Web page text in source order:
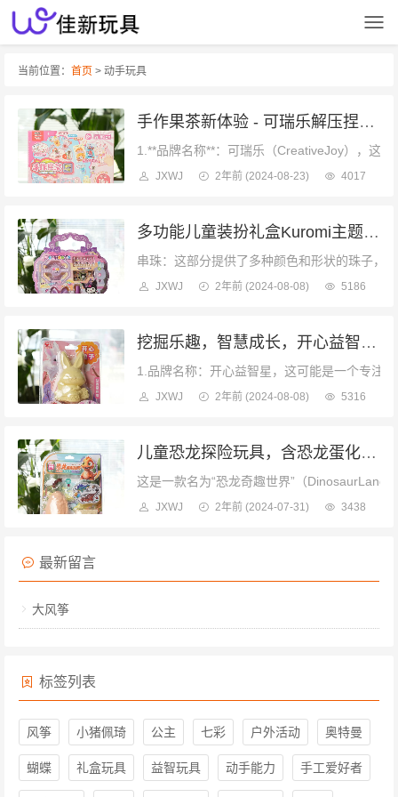
当前位置： 首页 > 动手玩具
手作果茶新体验 - 可瑞乐解压捏捏乐手工文创套装，16款果茶制作
1.**品牌名称**：可瑞乐（CreativeJoy），这
JXWJ 2年前 (2024-08-23) 4017
多功能儿童装扮礼盒Kuromi主题DIY珠宝套装
串珠：这部分提供了多种颜色和形状的珠子，
JXWJ 2年前 (2024-08-08) 5186
挖掘乐趣，智慧成长，开心益智星探索套装，儿童益智玩具优选
1.品牌名称：开心益智星，这可能是一个专注
JXWJ 2年前 (2024-08-08) 5316
儿童恐龙探险玩具，含恐龙蛋化石模型激发孩子的好奇心
这是一款名为“恐龙奇趣世界”（DinosaurLand
JXWJ 2年前 (2024-07-31) 3438
最新留言
大风筝
标签列表
风筝 小猪佩琦 公主 七彩 户外活动 奥特曼
蝴蝶 礼盒玩具 益智玩具 动手能力 手工爱好者